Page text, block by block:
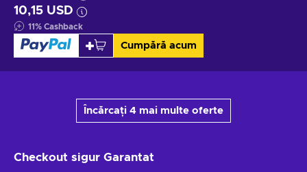
10,15 USD
11% Cashback
Cumpără acum
Încărcați 4 mai multe oferte
Checkout sigur Garantat